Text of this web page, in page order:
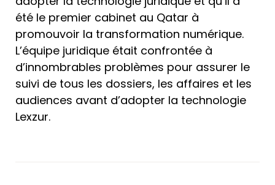
été le premier cabinet au Qatar à
promouvoir la transformation numérique.
L’équipe juridique était confrontée à
d’innombrables problèmes pour assurer le
suivi de tous les dossiers, les affaires et les
audiences avant d’adopter la technologie
Lexzur.